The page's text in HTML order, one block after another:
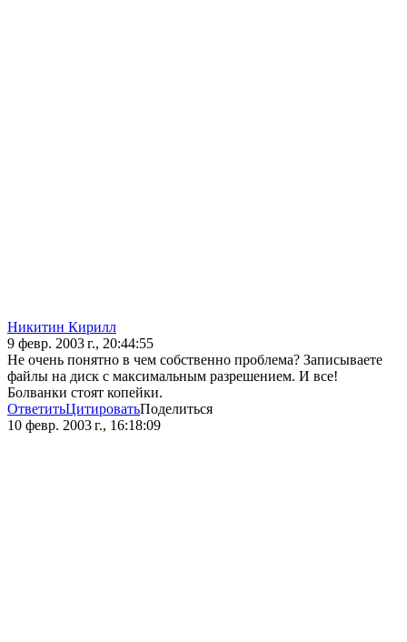
Никитин Кирилл
9 февр. 2003 г., 20:44:55
Не очень понятно в чем собственно проблема? Записываете
файлы на диск с максимальным разрешением. И все!
Болванки стоят копейки.
ОтветитьЦитироватьПоделиться
10 февр. 2003 г., 16:18:09